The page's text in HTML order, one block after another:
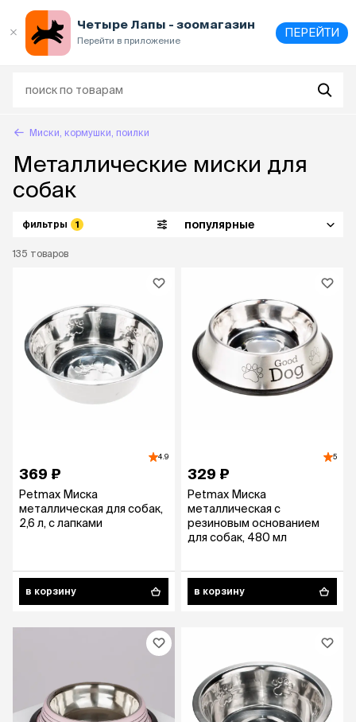
Четыре Лапы - зоомагазин
Перейти в приложение
ПЕРЕЙТИ
Миски, кормушки, поилки
Металлические миски для
собак
135 товаров
фильтры 1 популярные
4.9
369 ₽
Petmax Миска
металлическая для собак,
2,6 л, с лапками
в корзину
5
329 ₽
Petmax Миска
металлическая с
резиновым основанием
для собак, 480 мл
в корзину